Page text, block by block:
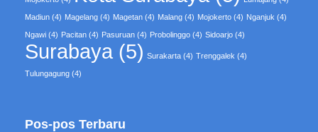
Madiun (4) Magelang (4) Magetan (4) Malang (4) Mojokerto (4) Nganjuk (4)
Ngawi (4) Pacitan (4) Pasuruan (4) Probolinggo (4) Sidoarjo (4)
Surabaya (5) Surakarta (4) Trenggalek (4)
Tulungagung (4)
Pos-pos Terbaru